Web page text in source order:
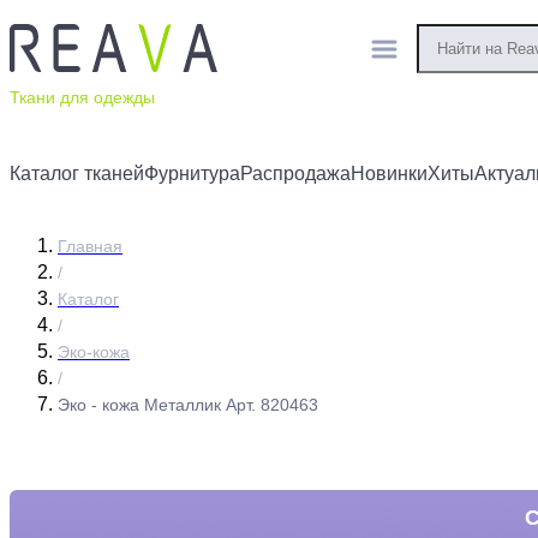
Ткани для одежды
Каталог тканейФурнитураРаспродажаНовинкиХиты
Главная
/
Каталог
/
Эко-кожа
/
Эко - кожа Металлик Арт. 820463